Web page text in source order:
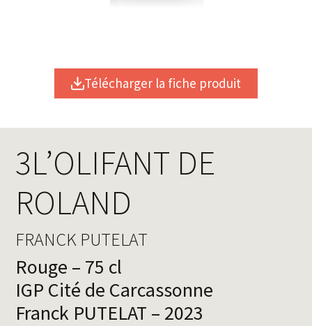
Télécharger la fiche produit
3L’OLIFANT DE
ROLAND
FRANCK PUTELAT
Rouge – 75 cl
IGP Cité de Carcassonne
Franck PUTELAT – 2023